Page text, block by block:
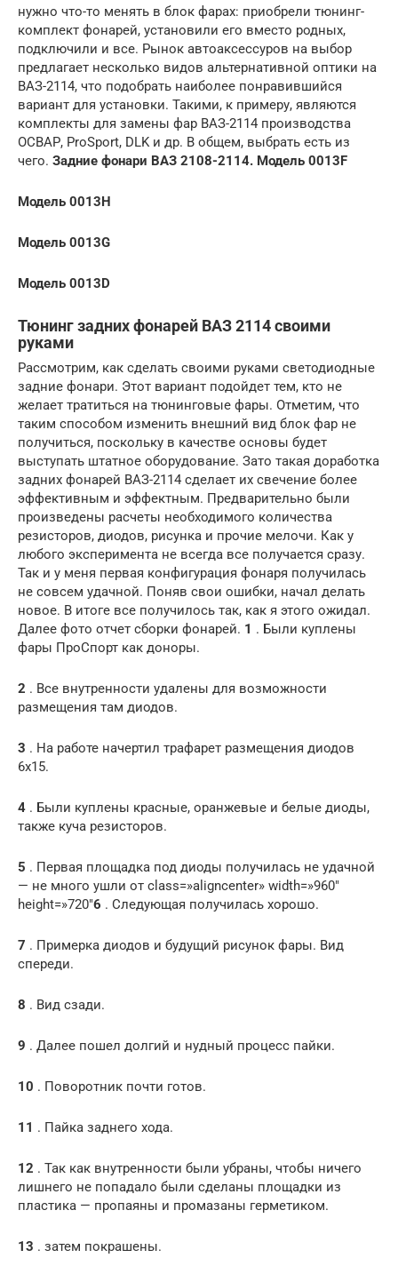
нужно что-то менять в блок фарах: приобрели тюнинг-
комплект фонарей, установили его вместо родных,
подключили и все. Рынок автоаксессуров на выбор
предлагает несколько видов альтернативной оптики на
ВАЗ-2114, что подобрать наиболее понравившийся
вариант для установки. Такими, к примеру, являются
комплекты для замены фар ВАЗ-2114 производства
ОСВАР, ProSport, DLK и др. В общем, выбрать есть из
чего. Задние фонари ВАЗ 2108-2114. Модель 0013F
Модель 0013H
Модель 0013G
Модель 0013D
Тюнинг задних фонарей ВАЗ 2114 своими
руками
Рассмотрим, как сделать своими руками светодиодные
задние фонари. Этот вариант подойдет тем, кто не
желает тратиться на тюнинговые фары. Отметим, что
таким способом изменить внешний вид блок фар не
получиться, поскольку в качестве основы будет
выступать штатное оборудование. Зато такая доработка
задних фонарей ВАЗ-2114 сделает их свечение более
эффективным и эффектным. Предварительно были
произведены расчеты необходимого количества
резисторов, диодов, рисунка и прочие мелочи. Как у
любого эксперимента не всегда все получается сразу.
Так и у меня первая конфигурация фонаря получилась
не совсем удачной. Поняв свои ошибки, начал делать
новое. В итоге все получилось так, как я этого ожидал.
Далее фото отчет сборки фонарей. 1 . Были куплены
фары ПроСпорт как доноры.
2 . Все внутренности удалены для возможности
размещения там диодов.
3 . На работе начертил трафарет размещения диодов
6х15.
4 . Были куплены красные, оранжевые и белые диоды,
также куча резисторов.
5 . Первая площадка под диоды получилась не удачной
— не много ушли от class=»aligncenter» width=»960″
height=»720″6 . Следующая получилась хорошо.
7 . Примерка диодов и будущий рисунок фары. Вид
спереди.
8 . Вид сзади.
9 . Далее пошел долгий и нудный процесс пайки.
10 . Поворотник почти готов.
11 . Пайка заднего хода.
12 . Так как внутренности были убраны, чтобы ничего
лишнего не попадало были сделаны площадки из
пластика — пропаяны и промазаны герметиком.
13 . затем покрашены.